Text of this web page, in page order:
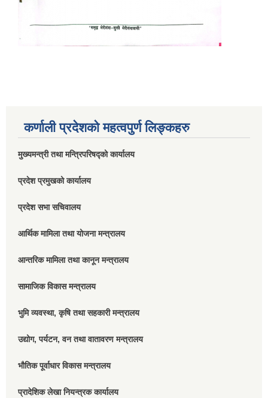
कर्णाली प्रदेशको महत्वपुर्ण लिङ्कहरु
मुख्यमन्त्री तथा मन्त्रिपरिषद्को कार्यालय
प्रदेश प्रमुखको कार्यालय
प्रदेश सभा सचिवालय
आर्थिक मामिला तथा योजना मन्त्रालय
आन्तरिक मामिला तथा कानून मन्त्रालय
सामाजिक विकास मन्त्रालय
भुमि व्यवस्था, कृषि तथा सहकारी मन्त्रालय
उद्योग, पर्यटन, वन तथा वातावरण मन्त्रालय
भौतिक पूर्वाधार विकास मन्त्रालय
प्रादेशिक लेखा नियन्त्रक कार्यालय